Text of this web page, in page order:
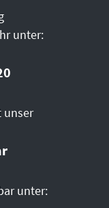
unter:
unser
unter: